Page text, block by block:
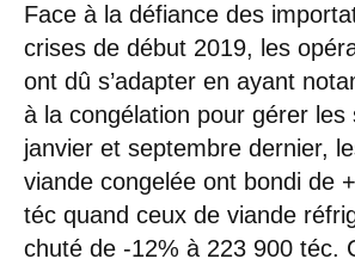
Face à la défiance des
crises de début 2019, les
ont dû s’adapter en ayant
à la congélation pour gérer les
janvier et septembre dernier,
viande congelée ont bondi de
téc quand ceux de viande
chuté de -12% à 223 900 téc.